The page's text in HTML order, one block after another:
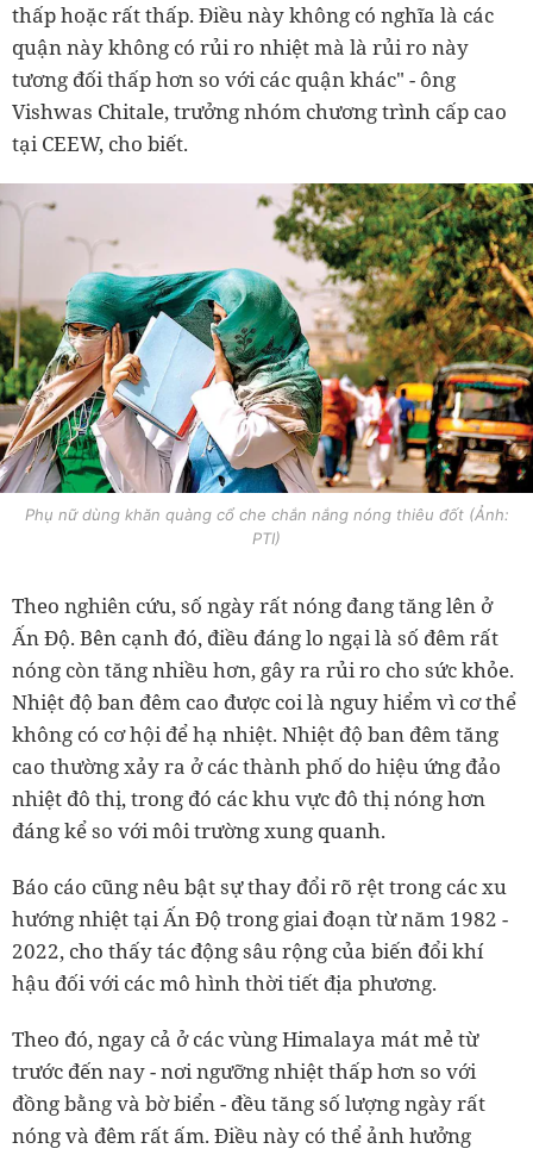
thấp hoặc rất thấp. Điều này không có nghĩa là các
quận này không có rủi ro nhiệt mà là rủi ro này
tương đối thấp hơn so với các quận khác" - ông
Vishwas Chitale, trưởng nhóm chương trình cấp cao
tại CEEW, cho biết.
Phụ nữ dùng khăn quàng cổ che chắn nắng nóng thiêu đốt (Ảnh:
PTI)
Theo nghiên cứu, số ngày rất nóng đang tăng lên ở
Ấn Độ. Bên cạnh đó, điều đáng lo ngại là số đêm rất
nóng còn tăng nhiều hơn, gây ra rủi ro cho sức khỏe.
Nhiệt độ ban đêm cao được coi là nguy hiểm vì cơ thể
không có cơ hội để hạ nhiệt. Nhiệt độ ban đêm tăng
cao thường xảy ra ở các thành phố do hiệu ứng đảo
nhiệt đô thị, trong đó các khu vực đô thị nóng hơn
đáng kể so với môi trường xung quanh.
Báo cáo cũng nêu bật sự thay đổi rõ rệt trong các xu
hướng nhiệt tại Ấn Độ trong giai đoạn từ năm 1982 -
2022, cho thấy tác động sâu rộng của biến đổi khí
hậu đối với các mô hình thời tiết địa phương.
Theo đó, ngay cả ở các vùng Himalaya mát mẻ từ
trước đến nay - nơi ngưỡng nhiệt thấp hơn so với
đồng bằng và bờ biển - đều tăng số lượng ngày rất
nóng và đêm rất ấm. Điều này có thể ảnh hưởng